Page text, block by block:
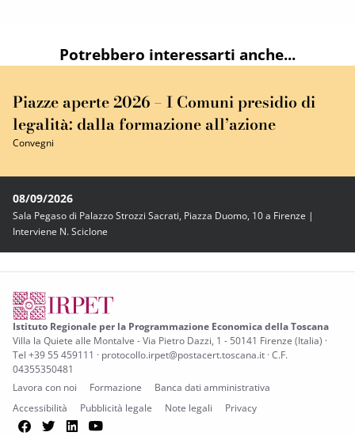
Potrebbero interessarti anche...
Piazze aperte 2026 – I Comuni presidio di
legalità: dalla formazione all’azione
Convegni
08/09/2026
Sala Pegaso di Palazzo Strozzi Sacrati, Piazza Duomo, 10 a Firenze |
Interviene N. Sciclone
Istituto Regionale per la Programmazione Economica della Toscana
Villa la Quiete alle Montalve - Via Pietro Dazzi, 1 - 50141 Firenze (Italia) ·
Tel +39 55 459111 · protocollo.irpet@postacert.toscana.it · C.F.
04355350481
Lavora con noi
Formazione
Banca dati amministrativa
Accessibilità
Pubblicità legale Note legali Privacy
Facebook
TwitterLinkedIn